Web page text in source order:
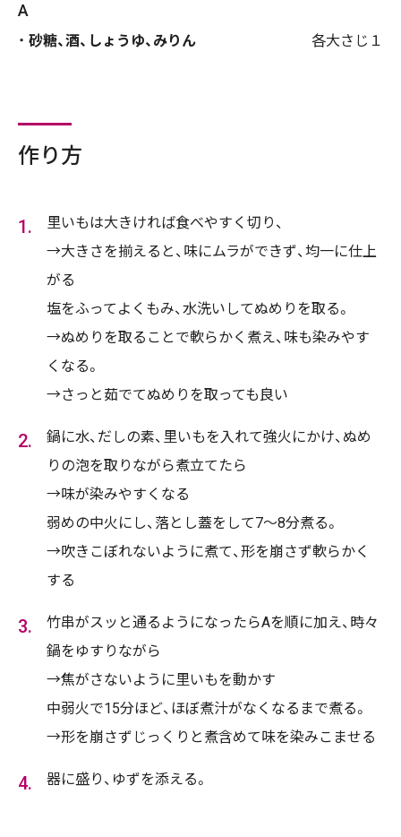
A
砂糖、酒、しょうゆ、みりん 各大さじ１
作り方
里いもは大きければ食べやすく切り、
→大きさを揃えると、味にムラができず、均一に仕上
がる
塩をふってよくもみ、水洗いしてぬめりを取る。
→ぬめりを取ることで軟らかく煮え、味も染みやす
くなる。
→さっと茹でてぬめりを取っても良い
鍋に水、だしの素、里いもを入れて強火にかけ、ぬめ
りの泡を取りながら煮立てたら
→味が染みやすくなる
弱めの中火にし、落とし蓋をして7～8分煮る。
→吹きこぼれないように煮て、形を崩さず軟らかく
する
竹串がスッと通るようになったらAを順に加え、時々
鍋をゆすりながら
→焦がさないように里いもを動かす
中弱火で15分ほど、ほぼ煮汁がなくなるまで煮る。
→形を崩さずじっくりと煮含めて味を染みこませる
器に盛り、ゆずを添える。